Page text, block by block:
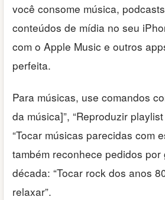
você consome música,
conteúdos de mídia no seu
com o Apple Music e outros
perfeita.
Para músicas, use comandos
da música]”, “Reproduzir
“Tocar músicas parecidas com
também reconhece pedidos
década: “Tocar rock dos anos
relaxar”.